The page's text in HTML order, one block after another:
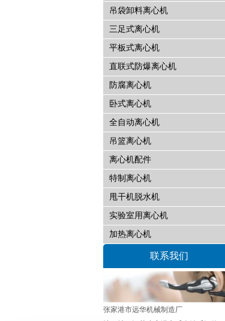
吊袋卸料离心机
三足式离心机
平板式离心机
直联式防爆离心机
防腐离心机
卧式离心机
全自动离心机
吊篮离心机
离心机配件
特制离心机
甩干机脱水机
实验室用离心机
加热离心机
联系我们
张家港市远华机械制造厂